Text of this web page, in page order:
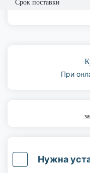
Срок поставки
При
Нужна